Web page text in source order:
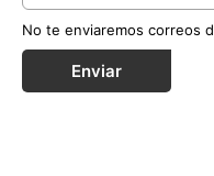
No te enviaremos correos
Enviar